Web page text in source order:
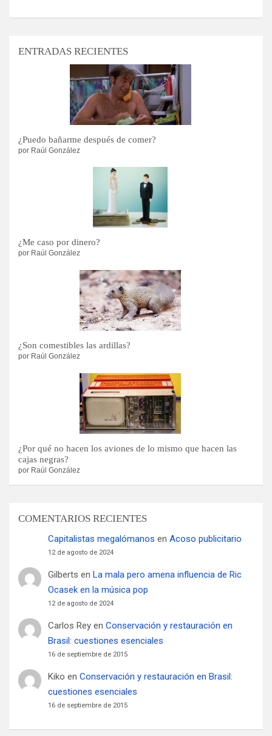
ENTRADAS RECIENTES
¿Puedo bañarme después de comer?
por Raúl González
¿Me caso por dinero?
por Raúl González
¿Son comestibles las ardillas?
por Raúl González
¿Por qué no hacen los aviones de lo mismo que hacen las
cajas negras?
por Raúl González
COMENTARIOS RECIENTES
Capitalistas megalómanos en Acoso publicitario
12 de agosto de 2024
Gilberts en La mala pero amena influencia de Ric
Ocasek en la música pop
12 de agosto de 2024
Carlos Reyen Conservación y restauración en
Brasil: cuestiones esenciales
16 de septiembre de 2015
Kiko en Conservación y restauración en Brasil:
cuestiones esenciales
16 de septiembre de 2015